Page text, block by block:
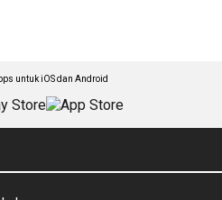
untuk iOS dan Android